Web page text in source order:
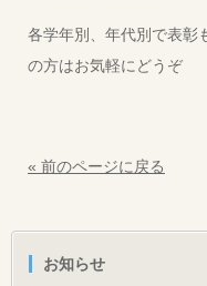
各学年別、年代別で表彰
の方はお気軽にどうぞ
« 前のページに戻る
お知らせ